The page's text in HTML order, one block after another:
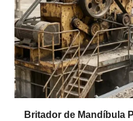
Britador de Mandíbula